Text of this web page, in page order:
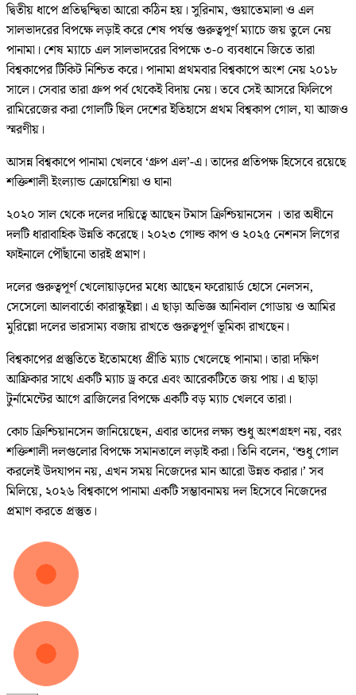
দ্বিতীয় ধাপে প্রতিদ্বন্দ্বিতা আরো কঠিন হয়। সুরিনাম, গুয়াতেমালা ও এল
সালভাদরের বিপক্ষে লড়াই করে শেষ পর্যন্ত গুরুত্বপূর্ণ ম্যাচে জয় তুলে নেয়
পানামা। শেষ ম্যাচে এল সালভাদরের বিপক্ষে ৩-০ ব্যবধানে জিতে তারা
বিশ্বকাপের টিকিট নিশ্চিত করে। পানামা প্রথমবার বিশ্বকাপে অংশ নেয় ২০১৮
সালে। সেবার তারা গ্রুপ পর্ব থেকেই বিদায় নেয়। তবে সেই আসরে ফিলিপে
রামিরেজের করা গোলটি ছিল দেশের ইতিহাসে প্রথম বিশ্বকাপ গোল, যা আজও
স্মরণীয়।
আসন্ন বিশ্বকাপে পানামা খেলবে ‘গ্রুপ এল’-এ। তাদের প্রতিপক্ষ হিসেবে রয়েছে
শক্তিশালী ইংল্যান্ড ক্রোয়েশিয়া ও ঘানা
২০২০ সাল থেকে দলের দায়িত্বে আছেন টমাস ক্রিশ্চিয়ানসেন । তার অধীনে
দলটি ধারাবাহিক উন্নতি করেছে। ২০২৩ গোল্ড কাপ ও ২০২৫ নেশনস লিগের
ফাইনালে পৌঁছানো তারই প্রমাণ।
দলের গুরুত্বপূর্ণ খেলোয়াড়দের মধ্যে আছেন ফরোয়ার্ড হোসে নেলসন,
সেসেলো আলবার্তো কারাস্কুইল্লা। এ ছাড়া অভিজ্ঞ আনিবাল গোডায় ও আমির
মুরিল্লো দলের ভারসাম্য বজায় রাখতে গুরুত্বপূর্ণ ভূমিকা রাখছেন।
বিশ্বকাপের প্রস্তুতিতে ইতোমধ্যে প্রীতি ম্যাচ খেলেছে পানামা। তারা দক্ষিণ
আফ্রিকার সাথে একটি ম্যাচ ড্র করে এবং আরেকটিতে জয় পায়। এ ছাড়া
টুর্নামেন্টের আগে ব্রাজিলের বিপক্ষে একটি বড় ম্যাচ খেলবে তারা।
কোচ ক্রিশ্চিয়ানসেন জানিয়েছেন, এবার তাদের লক্ষ্য শুধু অংশগ্রহণ নয়, বরং
শক্তিশালী দলগুলোর বিপক্ষে সমানতালে লড়াই করা। তিনি বলেন, ‘শুধু গোল
করলেই উদযাপন নয়, এখন সময় নিজেদের মান আরো উন্নত করার।’ সব
মিলিয়ে, ২০২৬ বিশ্বকাপে পানামা একটি সম্ভাবনাময় দল হিসেবে নিজেদের
প্রমাণ করতে প্রস্তুত।